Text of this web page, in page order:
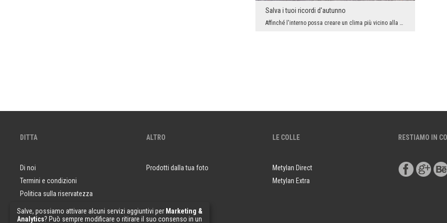
Salva i tuoi ricordi d'autunno
Affinché l'interno possa creare un clima più vicino alla natura, non è necessario investire in un...
DITTA
Di noi
Termini e condizioni
Politica sulla riservatezza
Domande e risposte
Campioni di carta da parati
ALTRO
Prodotti dalla tua foto
LE COLLE
Metylan Direct
Metylan Extra
RESTIAMO IN
Salve, possiamo attivare alcuni servizi aggiuntivi per Marketing &
Analytics? Può sempre modificare o ritirare il suo consenso in un